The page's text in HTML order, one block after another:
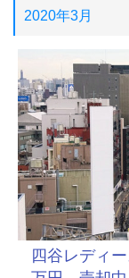
2020年3月
四谷レディ